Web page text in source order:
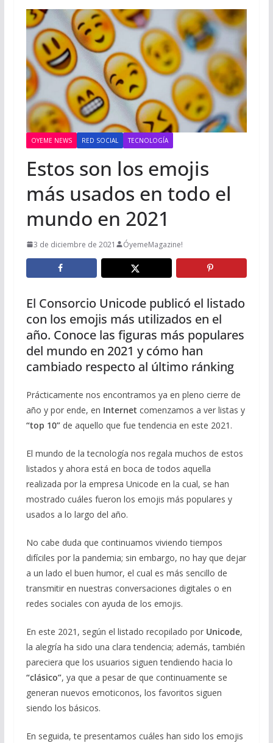
OYEME NEWS RED SOCIAL TECNOLOGÍA
Estos son los emojis
más usados en todo el
mundo en 2021
3 de diciembre de 2021 ÓyemeMagazine!
El Consorcio Unicode publicó el listado
con los emojis más utilizados en el
año. Conoce las figuras más populares
del mundo en 2021 y cómo han
cambiado respecto al último ránking
Prácticamente nos encontramos ya en pleno cierre de
año y por ende, en Internet comenzamos a ver listas y
“top 10”de aquello que fue tendencia en este 2021.
El mundo de la tecnología nos regala muchos de estos
listados y ahora está en boca de todos aquella
realizada por la empresa Unicode en la cual, se han
mostrado cuáles fueron los emojis más populares y
usados a lo largo del año.
No cabe duda que continuamos viviendo tiempos
difíciles por la pandemia; sin embargo, no hay que dejar
a un lado el buen humor, el cual es más sencillo de
transmitir en nuestras conversaciones digitales o en
redes sociales con ayuda de los emojis.
En este 2021, según el listado recopilado por Unicode,
la alegría ha sido una clara tendencia; además, también
pareciera que los usuarios siguen tendiendo hacia lo
“clásico”, ya que a pesar de que continuamente se
generan nuevos emoticonos, los favoritos siguen
siendo los básicos.
En seguida, te presentamos cuáles han sido los emojis